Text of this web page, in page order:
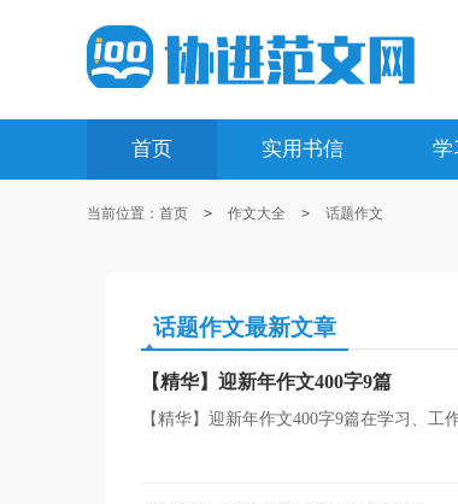
首页 实用书信 学
当前位置： 首页 > 作文大全 > 话题作文
话题作文最新文章
【精华】迎新年作文400字9篇
【精华】迎新年作文400字9篇在学习、